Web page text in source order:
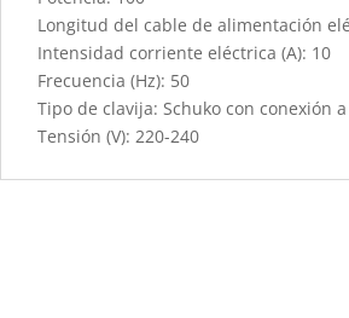
Longitud del cable de alimentación
Intensidad corriente eléctrica (A): 10
Frecuencia (Hz): 50
Tipo de clavija: Schuko con conexión
Tensión (V): 220-240